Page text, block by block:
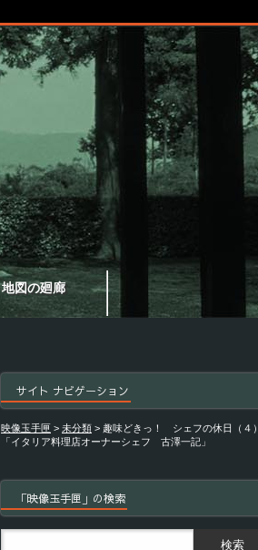
地図の廻廊
サイト ナビゲーション
映像玉手匣 > 未分類 > 趣味どきっ！ シェフの休日（４）
「イタリア料理店オーナーシェフ 古澤一記」
「映像玉手匣」の検索